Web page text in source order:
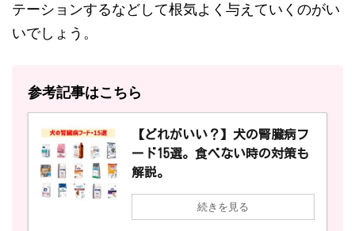
テーションするなどして根気よく与えていくのがい
いでしょう。
参考記事はこちら
【どれがいい？】犬の腎臓病フ
ード15選。食べない時の対策も
解説。
続きを見る